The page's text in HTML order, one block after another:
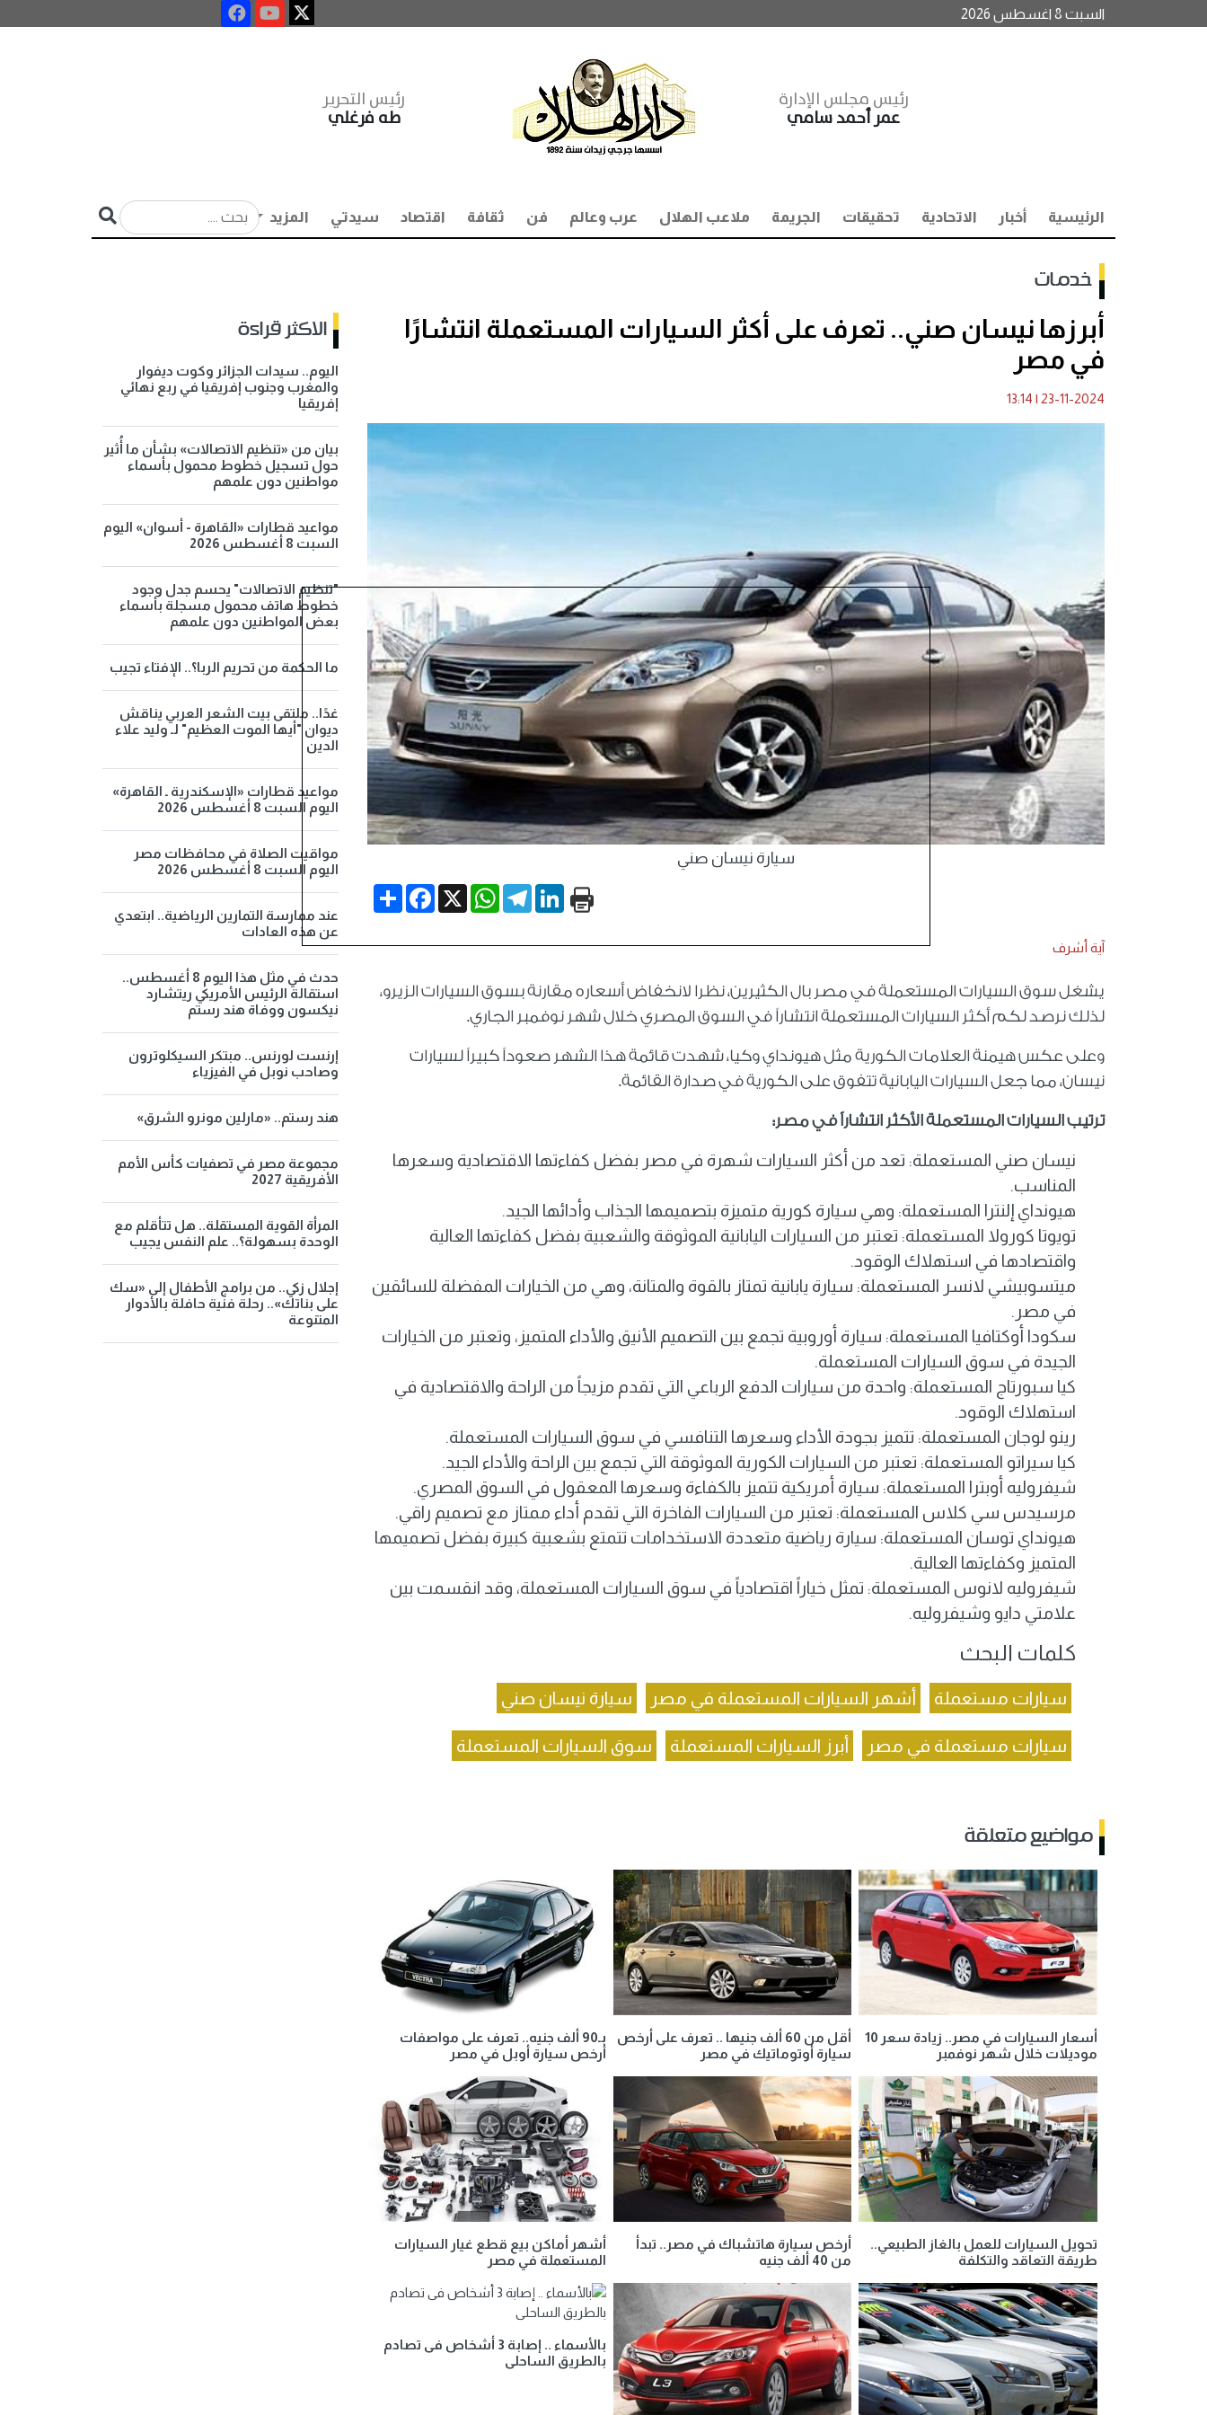
السبت 8 اغسطس 2026
رئيس مجلس الإدارة
عمر أحمد سامي
رئيس التحرير
طه فرغلي
الرئيسية أخبار الاتحادية تحقيقات الجريمة ملاعب الهلال عرب وعالم فن ثقافة اقتصاد سيدتي المزيد
خدمات
أبرزها نيسان صني.. تعرف على أكثر السيارات المستعملة انتشارًا
في مصر
23-11-2024
|
13:14
سيارة نيسان صني
Share
Facebook X
WhatsApp
TelegramLinkedIn
آية أشرف
يشغل سوق السيارات المستعملة في مصر بال الكثيرين، نظرا لانخفاض أسعاره مقارنة بسوق السيارات الزيرو،
لذلك نرصد لكم أكثر السيارات المستعملة انتشاراً في السوق المصري خلال شهر نوفمبر الجاري.
وعلى عكس هيمنة العلامات الكورية مثل هيونداي وكيا، شهدت قائمة هذا الشهر صعوداً كبيراً لسيارات
نيسان، مما جعل السيارات اليابانية تتفوق على الكورية في صدارة القائمة.
ترتيب السيارات المستعملة الأكثر انتشاراً في مصر:
نيسان صني المستعملة: تعد من أكثر السيارات شهرة في مصر بفضل كفاءتها الاقتصادية وسعرها
المناسب.
هيونداي إلنترا المستعملة: وهي سيارة كورية متميزة بتصميمها الجذاب وأدائها الجيد.
تويوتا كورولا المستعملة: تعتبر من السيارات اليابانية الموثوقة والشعبية بفضل كفاءتها العالية
واقتصادها في استهلاك الوقود.
ميتسوبيشي لانسر المستعملة: سيارة يابانية تمتاز بالقوة والمتانة، وهي من الخيارات المفضلة للسائقين
في مصر.
سكودا أوكتافيا المستعملة: سيارة أوروبية تجمع بين التصميم الأنيق والأداء المتميز، وتعتبر من الخيارات
الجيدة في سوق السيارات المستعملة.
كيا سبورتاج المستعملة: واحدة من سيارات الدفع الرباعي التي تقدم مزيجاً من الراحة والاقتصادية في
استهلاك الوقود.
رينو لوجان المستعملة: تتميز بجودة الأداء وسعرها التنافسي في سوق السيارات المستعملة.
كيا سيراتو المستعملة: تعتبر من السيارات الكورية الموثوقة التي تجمع بين الراحة والأداء الجيد.
شيفروليه أوبترا المستعملة: سيارة أمريكية تتميز بالكفاءة وسعرها المعقول في السوق المصري.
مرسيدس سي كلاس المستعملة: تعتبر من السيارات الفاخرة التي تقدم أداء ممتاز مع تصميم راقي.
هيونداي توسان المستعملة: سيارة رياضية متعددة الاستخدامات تتمتع بشعبية كبيرة بفضل تصميمها
المتميز وكفاءتها العالية.
شيفروليه لانوس المستعملة: تمثل خياراً اقتصادياً في سوق السيارات المستعملة، وقد انقسمت بين
علامتي دايو وشيفروليه.
كلمات البحث
سيارات مستعملة أشهر السيارات المستعملة في مصر سيارة نيسان صني
سيارات مستعملة في مصر أبرز السيارات المستعملة سوق السيارات المستعملة
مواضيع متعلقة
أسعار السيارات في مصر.. زيادة سعر 10
موديلات خلال شهر نوفمبر
أقل من 60 ألف جنيها .. تعرف على أرخص
سيارة أوتوماتيك في مصر
بـ90 ألف جنيه.. تعرف على مواصفات
أرخص سيارة أوبل في مصر
تحويل السيارات للعمل بالغاز الطبيعي..
طريقة التعاقد والتكلفة
أرخص سيارة هاتشباك في مصر.. تبدأ
من 40 ألف جنيه
أشهر أماكن بيع قطع غيار السيارات
المستعملة في مصر
بالأسماء .. إصابة 3 أشخاص فى تصادم
بالطريق الساحلى
الاكثر قراءة
اليوم.. سيدات الجزائر وكوت ديفوار
والمغرب وجنوب إفريقيا في ربع نهائي
إفريقيا
بيان من «تنظيم الاتصالات» بشأن ما أُثير
حول تسجيل خطوط محمول بأسماء
مواطنين دون علمهم
مواعيد قطارات «القاهرة - أسوان» اليوم
السبت 8 أغسطس 2026
"تنظيم الاتصالات" يحسم جدل وجود
خطوط هاتف محمول مسجلة بأسماء
بعض المواطنين دون علمهم
ما الحكمة من تحريم الربا؟.. الإفتاء تجيب
غدًا.. ملتقى بيت الشعر العربي يناقش
ديوان "أيها الموت العظيم" لـ وليد علاء
الدين
مواعيد قطارات «الإسكندرية ـ القاهرة»
اليوم السبت 8 أغسطس 2026
مواقيت الصلاة في محافظات مصر
اليوم السبت 8 أغسطس 2026
عند ممارسة التمارين الرياضية.. ابتعدي
عن هذه العادات
حدث في مثل هذا اليوم 8 أغسطس..
استقالة الرئيس الأمريكي ريتشارد
نيكسون ووفاة هند رستم
إرنست لورنس.. مبتكر السيكلوترون
وصاحب نوبل في الفيزياء
هند رستم.. «مارلين مونرو الشرق»
مجموعة مصر في تصفيات كأس الأمم
الأفريقية 2027
المرأة القوية المستقلة.. هل تتأقلم مع
الوحدة بسهولة؟.. علم النفس يجيب
إجلال زكي.. من برامج الأطفال إلى «سك
على بناتك».. رحلة فنية حافلة بالأدوار
المتنوعة